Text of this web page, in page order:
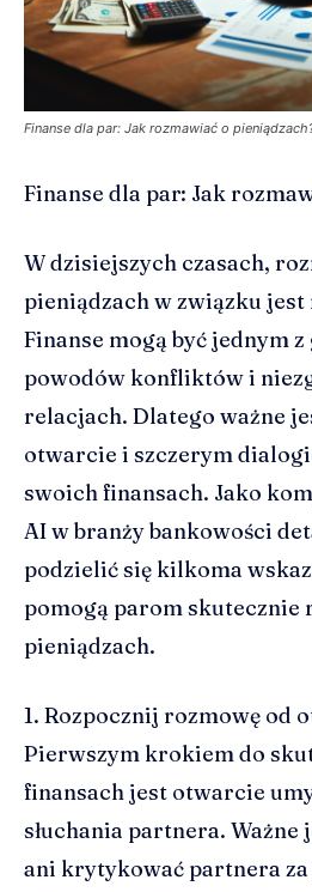
Finanse dla par: Jak rozmawiać o
Finanse dla par: Jak
W dzisiejszych czasach,
pieniądzach w związku
Finanse mogą być jednym z
powodów konfliktów i
relacjach. Dlatego ważne
otwarcie i szczerym
swoich finansach. Jako
AI w branży bankowości
podzielić się kilkoma
pomogą parom skutecznie
pieniądzach.
1. Rozpocznij rozmowę od
Pierwszym krokiem do
finansach jest otwarcie
słuchania partnera. Ważne
ani krytykować partnera